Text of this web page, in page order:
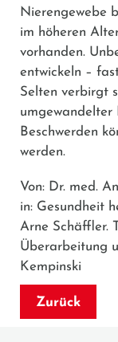
Nierengewebe
im höheren
vorhanden.
entwickeln –
Selten verbirgt
umgewandelter
Beschwerden
werden.
Von: Dr. med.
in: Gesundheit
Arne Schäffler.
Überarbeitung
Kempinski
Zurück